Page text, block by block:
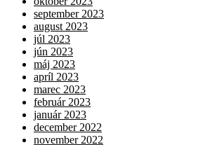
september 2023
august 2023
júl 2023
jún 2023
máj 2023
apríl 2023
marec 2023
február 2023
január 2023
december 2022
november 2022